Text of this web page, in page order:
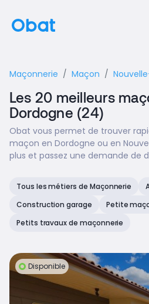
Maçonnerie Maçon
Les 20 meilleurs
Dordogne (24)
Obat vous permet de trouver
maçon en Dordogne ou en
plus et passez une demande de
Tous les métiers de Maçonnerie
Construction garage
Petite
Petits travaux de maçonnerie
Disponible